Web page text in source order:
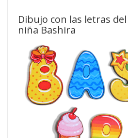
Dibujo con las letras
niña Bashira